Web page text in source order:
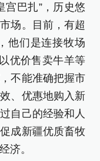
宫巴扎”，历史悠
场。目前，有超
他们是连接牧场
优价售卖牛羊等
不能准确把握市
、优惠地购入新
自己的经验和人
成新疆优质畜牧
济。